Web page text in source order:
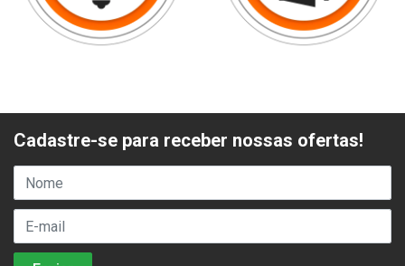
Cadastre-se para receber nossas ofertas!